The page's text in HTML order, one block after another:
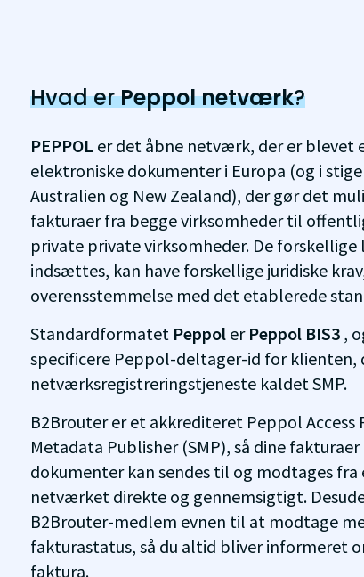
Hvad erPeppol netværk?
PEPPOL er det åbne netværk, der er blevet
elektroniske dokumenter i Europa (og i
Australien og New Zealand), der gør det
fakturaer fra begge virksomheder til
private private virksomheder. De
indsættes, kan have forskellige juridiske
overensstemmelse med det etablerede
Standardformatet Peppol er Peppol BIS3 ,
specificere Peppol-deltager-id for klienten,
netværksregistreringstjeneste kaldet SMP.
B2Brouter er et akkrediteret Peppol Access
Metadata Publisher (SMP), så dine
dokumenter kan sendes til og modtages
netværket direkte og gennemsigtigt.
B2Brouter-medlem evnen til at modtage
fakturastatus, så du altid bliver informeret
faktura.